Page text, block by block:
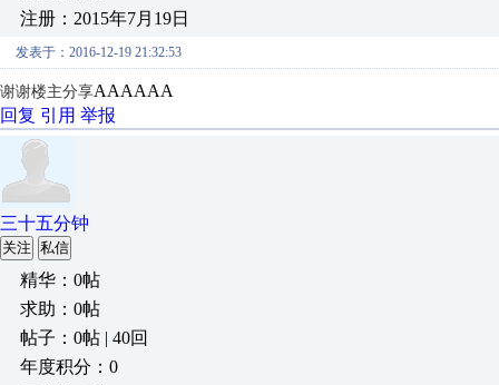
注册：2015年7月19日
发表于：2016-12-19 21:32:53
谢谢楼主分享AAAAAA
回复 引用 举报
三十五分钟
关注 私信
精华：0帖
求助：0帖
帖子：0帖 | 40回
年度积分：0